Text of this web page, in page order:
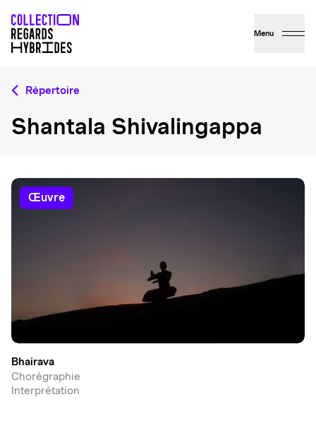
Menu
Répertoire
Shantala Shivalingappa
œuvre
Bhairava
Chorégraphie
Interprétation